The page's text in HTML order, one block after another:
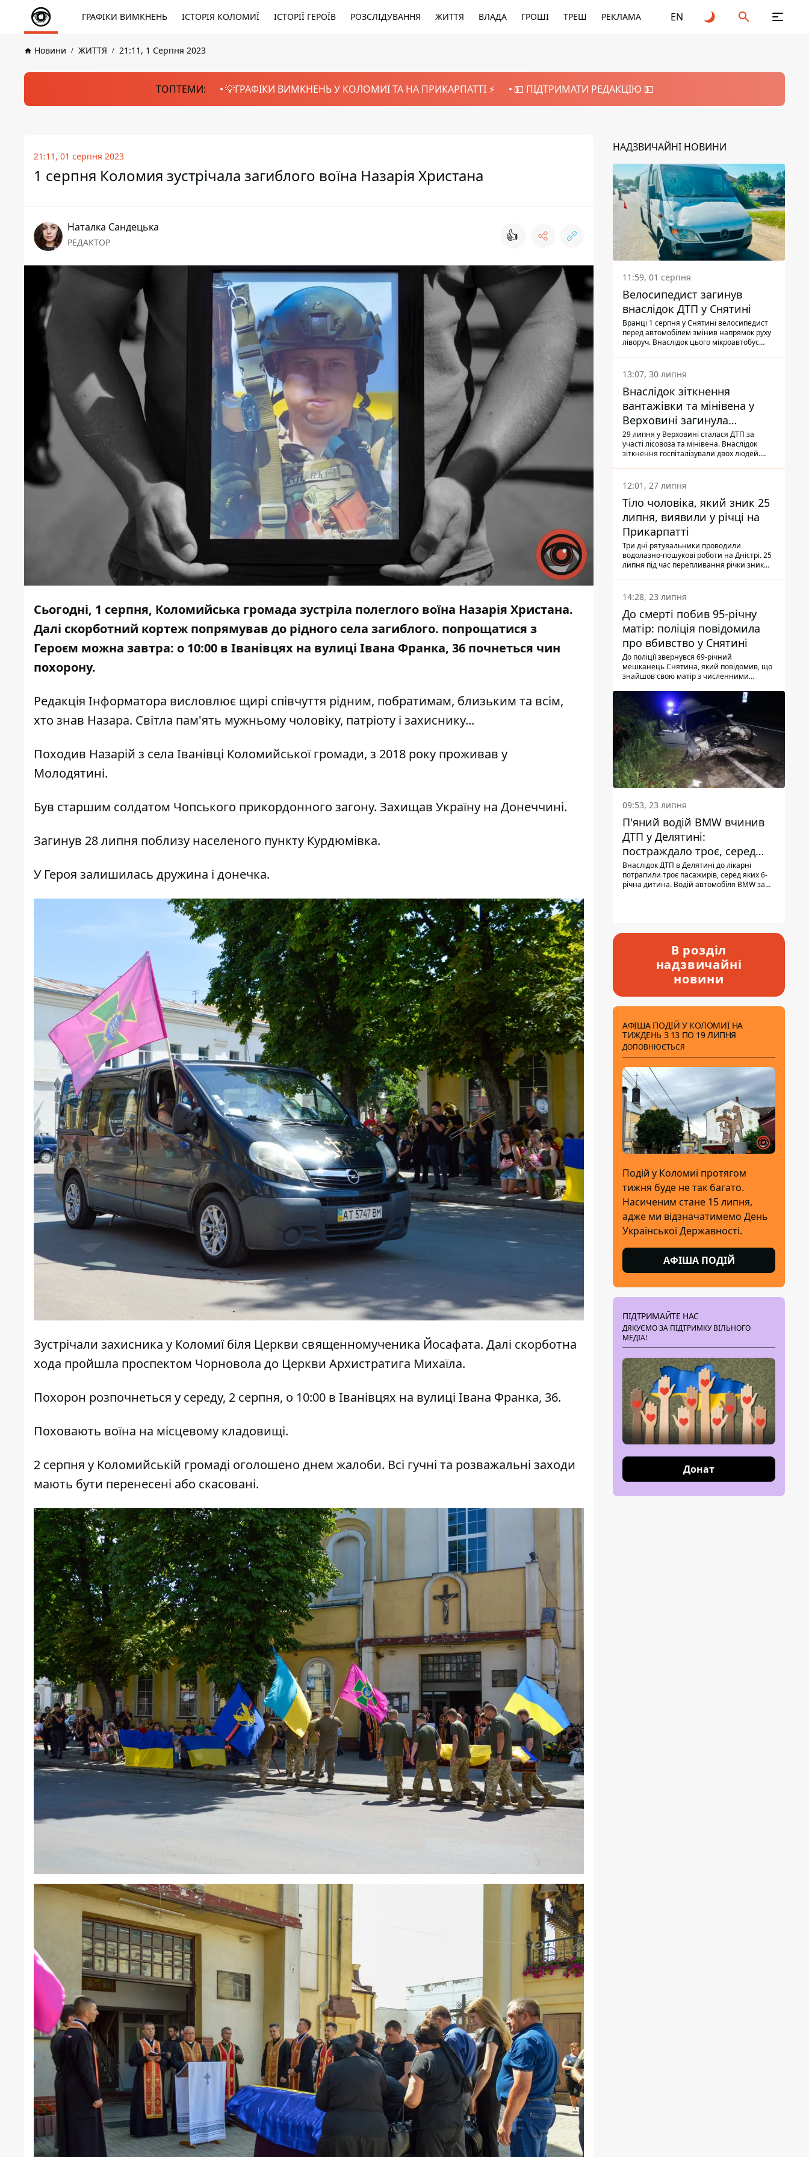
ГРАФІКИ ВИМКНЕНЬ ІСТОРІЯ КОЛОМИЇ ІСТОРІЇ ГЕРОЇВ РОЗСЛІДУВАННЯ ЖИТТЯ ВЛАДА ГРОШІ ТРЕШ РЕКЛАМА EN
Новини ЖИТТЯ 21:11, 1 Серпня 2023
ТОПТЕМИ: 💡ГРАФІКИ ВИМКНЕНЬ У КОЛОМИЇ ТА НА ПРИКАРПАТТІ ⚡️ 💵 ПІДТРИМАТИ РЕДАКЦІЮ 💵
21:11, 01 серпня 2023
1 серпня Коломия зустрічала загиблого воїна Назарія Христана
Наталка Сандецька
РЕДАКТОР 👍
Сьогодні, 1 серпня, Коломийська громада зустріла полеглого воїна Назарія Христана.
Далі скорботний кортеж попрямував до рідного села загиблого. попрощатися з
Героєм можна завтра: о 10:00 в Іванівцях на вулиці Івана Франка, 36 почнеться чин
похорону.
Редакція Інформатора висловлює щирі співчуття рідним, побратимам, близьким та всім,
хто знав Назара. Світла пам'ять мужньому чоловіку, патріоту і захиснику...
Походив Назарій з села Іванівці Коломийської громади, з 2018 року проживав у
Молодятині.
Був старшим солдатом Чопського прикордонного загону. Захищав Україну на Донеччині.
Загинув 28 липня поблизу населеного пункту Курдюмівка.
У Героя залишилась дружина і донечка.
Зустрічали захисника у Коломиї біля Церкви священномученика Йосафата. Далі скорботна
хода пройшла проспектом Чорновола до Церкви Архистратига Михаїла.
Похорон розпочнеться у середу, 2 серпня, о 10:00 в Іванівцях на вулиці Івана Франка, 36.
Поховають воїна на місцевому кладовищі.
2 серпня у Коломийській громаді оголошено днем жалоби. Всі гучні та розважальні заходи
мають бути перенесені або скасовані.
НАДЗВИЧАЙНІ НОВИНИ
11:59, 01 серпня
Велосипедист загинув
внаслідок ДТП у Снятині
Вранці 1 серпня у Снятині велосипедист
перед автомобілем змінив напрямок руху
ліворуч. Внаслідок цього мікроавтобус
13:07, 30 липня
Внаслідок зіткнення
вантажівки та мінівена у
Верховині загинула
пасажирка, водійка - у
лікарні
29 липня у Верховині сталася ДТП за
участі лісовоза та мінівена. Внаслідок
зіткнення госпіталізували двох людей.
Також травми отримала водійка
автомобіля.
12:01, 27 липня
Тіло чоловіка, який зник 25
липня, виявили у річці на
Прикарпатті
Три дні рятувальники проводили
водолазно-пошукові роботи на Дністрі. 25
липня під час перепливання річки зник
виявили тіло.
14:28, 23 липня
До смерті побив 95-річну
матір: поліція повідомила
про вбивство у Снятині
До поліції звернувся 69-річний
мешканець Снятина, який повідомив, що
знайшов свою матір з численними
з'ясували правоохоронці, ці травми жінці
наніс її син.
09:53, 23 липня
П'яний водій BMW вчинив
ДТП у Делятині:
постраждало троє, серед
них - дитина
Внаслідок ДТП в Делятині до лікарні
потрапили троє пасажирів, серед яких 6-
річна дитина. Водій автомобіля BMW за
В розділ
надзвичайні
новини
АФІША ПОДІЙ У КОЛОМИЇ НА
ТИЖДЕНЬ З 13 ПО 19 ЛИПНЯ
ДОПОВНЮЄТЬСЯ
Подій у Коломиї протягом
тижня буде не так багато.
Насиченим стане 15 липня,
адже ми відзначатимемо День
Української Державності.
АФІША ПОДІЙ
ПІДТРИМАЙТЕ НАС
ДЯКУЄМО ЗА ПІДТРИМКУ ВІЛЬНОГО
МЕДІА!
Донат